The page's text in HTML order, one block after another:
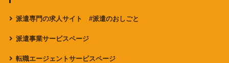
派遣専門の求人サイト #派遣のおしごと
派遣事業サービスページ
転職エージェントサービスページ